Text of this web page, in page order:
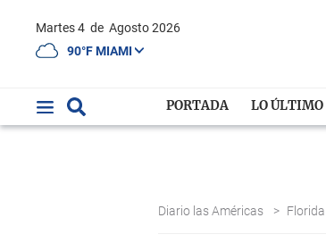
Martes 4 de Agosto 2026
90°F MIAMI
PORTADA LO ÚLTIMO
Diario las Américas > Florida